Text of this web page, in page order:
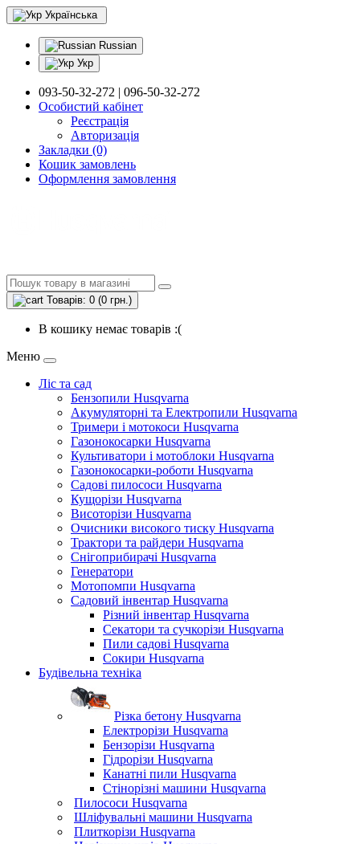
Українська
Russian
Укр
093-50-32-272 | 096-50-32-272
Особистий кабінет
Реєстрація
Авторизація
Закладки (0)
Кошик замовлень
Оформлення замовлення
Товарів: 0 (0 грн.)
В кошику немає товарів :(
Меню
Ліс та сад
Бензопили Husqvarna
Акумуляторні та Електропили Husqvarna
Тримери і мотокоси Husqvarna
Газонокосарки Husqvarna
Культиватори і мотоблоки Husqvarna
Газонокосарки-роботи Husqvarna
Садові пилососи Husqvarna
Кущорізи Husqvarna
Висоторізи Husqvarna
Очисники високого тиску Husqvarna
Трактори та райдери Husqvarna
Снігоприбирачі Husqvarna
Генератори
Мотопомпи Husqvarna
Садовий інвентар Husqvarna
Різний інвентар Husqvarna
Секатори та сучкорізи Husqvarna
Пили садові Husqvarna
Сокири Husqvarna
Будівельна техніка
Різка бетону Husqvarna
Електрорізи Husqvarna
Бензорізи Husqvarna
Гідрорізи Husqvarna
Канатні пили Husqvarna
Стінорізні машини Husqvarna
Пилососи Husqvarna
Шліфувальні машини Husqvarna
Плиткорізи Husqvarna